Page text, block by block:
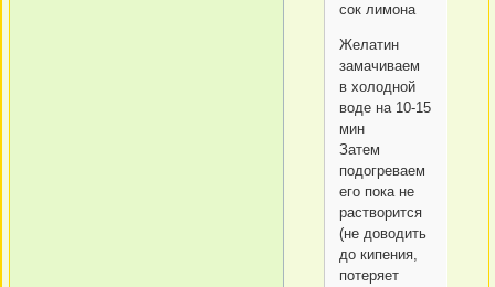
сок лимона
Желатин
замачиваем
в холодной
воде на 10-15
мин
Затем
подогреваем
его пока не
растворится
(не доводить
до кипения,
потеряет